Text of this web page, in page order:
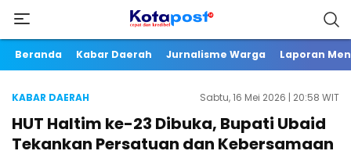
Beranda Kabar Daerah Jurnalisme Warga Laporan
KABAR DAERAH Sabtu, 16 Mei 2026 | 20:58 WIT
HUT Haltim ke-23 Dibuka, Bupati Ubaid
Tekankan Persatuan dan Kebersamaan